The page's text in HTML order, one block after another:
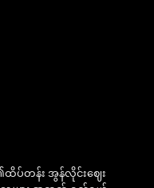
ထိပ်တန်း အွန်လိုင်းဈေး